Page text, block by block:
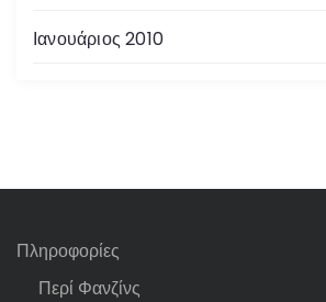
Ιανουάριος 2010
Πληροφορίες
Περί Φανζίνς